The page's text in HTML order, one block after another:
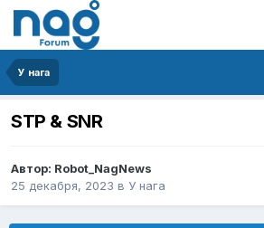
У нага
STP & SNR
Автор: Robot_NagNews
25 декабря, 2023 в У нага